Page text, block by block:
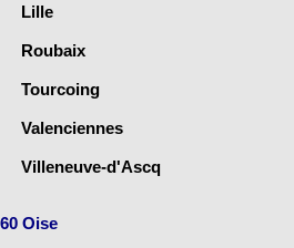
Lille
Roubaix
Tourcoing
Valenciennes
Villeneuve-d'Ascq
60 Oise